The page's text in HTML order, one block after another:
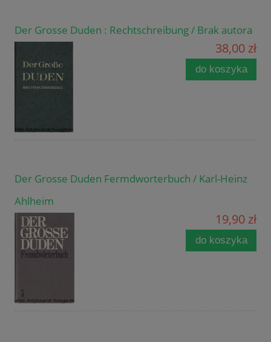
Der Grosse Duden : Rechtschreibung / Brak autora
38,00 zł
do koszyka
Der Grosse Duden Fermdworterbuch / Karl-Heinz
Ahlheim
19,90 zł
do koszyka